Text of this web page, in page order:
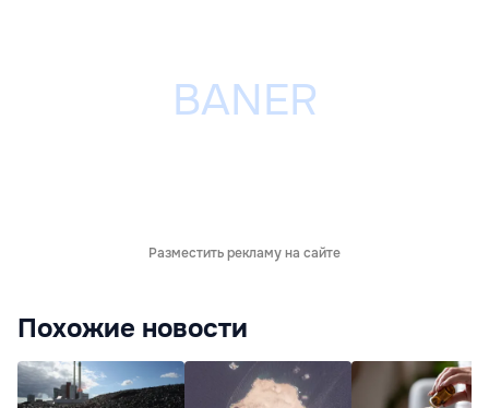
Разместить рекламу на сайте
Похожие новости